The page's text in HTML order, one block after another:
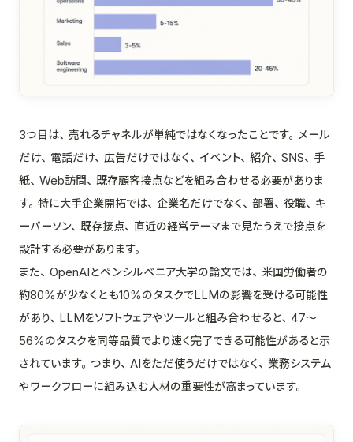
3つ目は、売れるチャネルが単純ではなくなったことです。メール
だけ、電話だけ、広告だけではなく、イベント、紹介、SNS、手
紙、Web訪問、既存顧客接点などを組み合わせる必要がありま
す。特に大手企業開拓では、企業名だけでなく、部署、役職、キ
ーパーソン、既存接点、直近の経営テーマまで見たうえで接点を
設計する必要があります。
また、OpenAIとペンシルベニア大学の論文では、米国労働者の
約80%が少なくとも10%のタスクでLLMの影響を受ける可能性
があり、LLMをソフトウェアやツールと組み合わせると、47〜
56%のタスクを同等品質でより速く完了できる可能性があると示
されています。つまり、AIをただ使うだけではなく、業務システム
やワークフローに組み込む人材の重要性が高まっています。